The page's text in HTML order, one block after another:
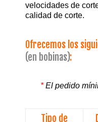
velocidades de
calidad de corte.
Ofrecemos los
(en bobinas):
*El pedido
Tipo de